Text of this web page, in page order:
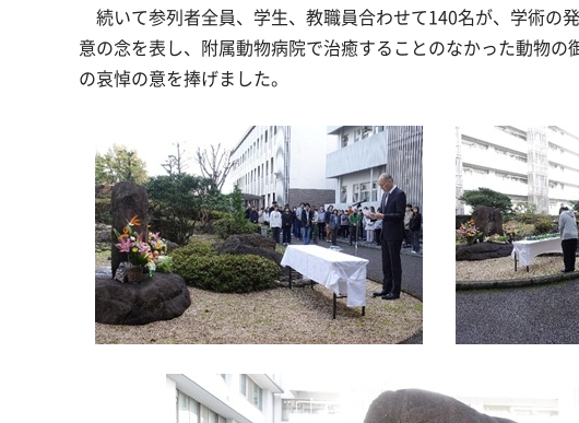
続いて参列者全員、学生、教職員合わせて140名が、学術の
意の念を表し、附属動物病院で治癒することのなかった動物
の哀悼の意を捧げました。